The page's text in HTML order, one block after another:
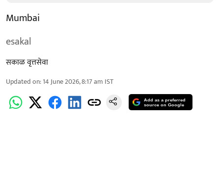
Mumbai
esakal
सकाळ वृत्तसेवा
Updated on:14 June 2026, 8:17 am IST
Add as a preferred
source on Google